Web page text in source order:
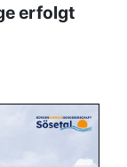
erfolgt